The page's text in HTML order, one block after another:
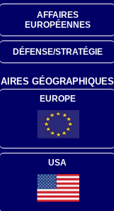
AFFAIRES
EUROPÉENNES
DÉFENSE/STRATÉGIE
AIRES GÉOGRAPHIQUES
EUROPE
USA